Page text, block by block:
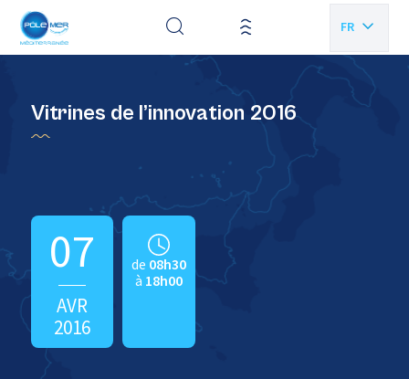
FR
Vitrines de l’innovation 2016
07
AVR
2016
de 08h30
à 18h00
Panneau de gestion des cookies